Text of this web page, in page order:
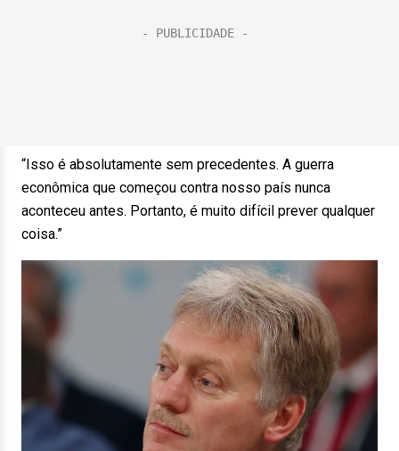
“Isso é absolutamente sem precedentes. A guerra
econômica que começou contra nosso país nunca
aconteceu antes. Portanto, é muito difícil prever qualquer
coisa.”